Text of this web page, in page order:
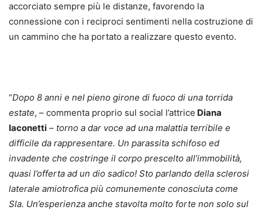
accorciato sempre più le distanze, favorendo la
connessione con i reciproci sentimenti nella costruzione di
un cammino che ha portato a realizzare questo evento.
“Dopo 8 anni e nel pieno girone di fuoco di una torrida
estate, – commenta proprio sul social l’attrice Diana
Iaconetti – torno a dar voce ad una malattia terribile e
difficile da rappresentare. Un parassita schifoso ed
invadente che costringe il corpo prescelto all’immobilità,
quasi l’offerta ad un dio sadico! Sto parlando della sclerosi
laterale amiotrofica più comunemente conosciuta come
Sla. Un’esperienza anche stavolta molto forte non solo sul